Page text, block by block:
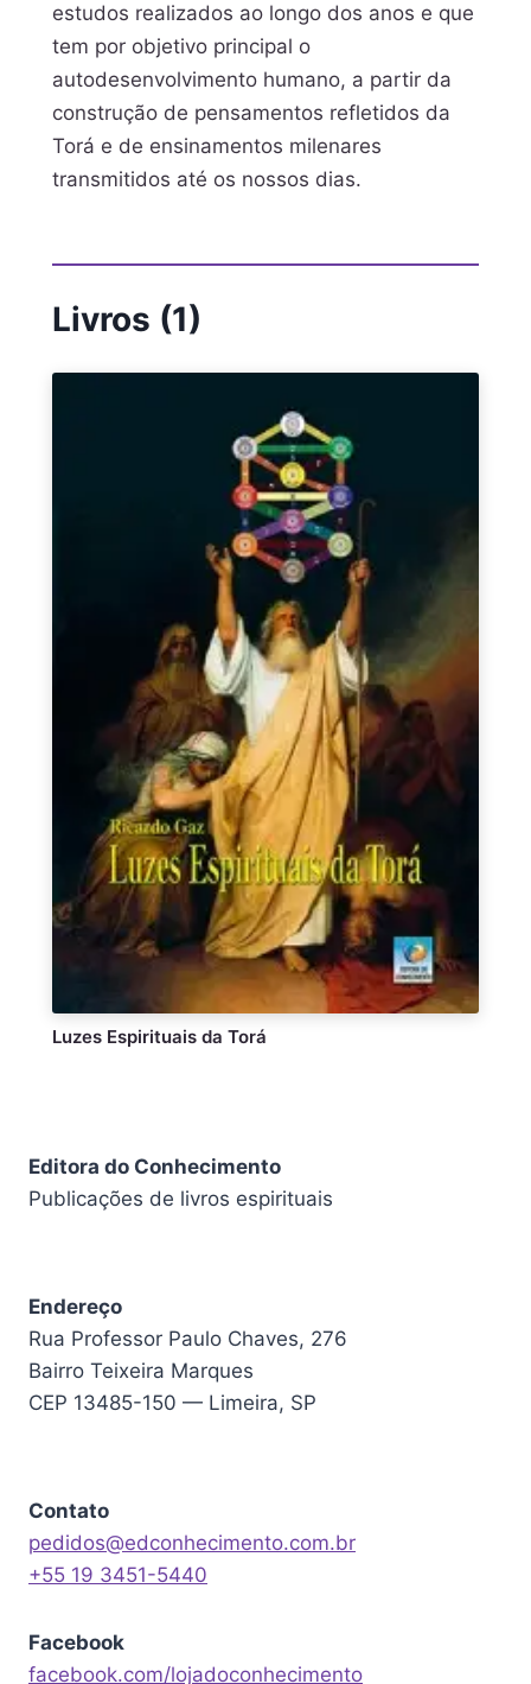
estudos realizados ao longo dos anos e que
tem por objetivo principal o
autodesenvolvimento humano, a partir da
construção de pensamentos refletidos da
Torá e de ensinamentos milenares
transmitidos até os nossos dias.
Livros (1)
Luzes Espirituais da Torá
Editora do Conhecimento
Publicações de livros espirituais
Endereço
Rua Professor Paulo Chaves, 276
Bairro Teixeira Marques
CEP 13485-150 — Limeira, SP
Contato
pedidos@edconhecimento.com.br
+55 19 3451-5440
Facebook
facebook.com/lojadoconhecimento